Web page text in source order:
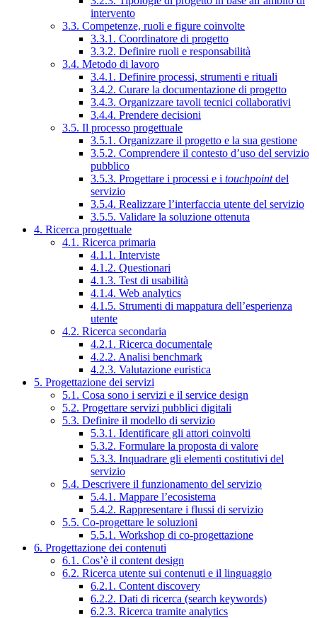
intervento
3.3. Competenze, ruoli e figure coinvolte
3.3.1. Coordinatore di progetto
3.3.2. Definire ruoli e responsabilità
3.4. Metodo di lavoro
3.4.1. Definire processi, strumenti e rituali
3.4.2. Curare la documentazione di progetto
3.4.3. Organizzare tavoli tecnici collaborativi
3.4.4. Prendere decisioni
3.5. Il processo progettuale
3.5.1. Organizzare il progetto e la sua gestione
3.5.2. Comprendere il contesto d’uso del servizio
pubblico
3.5.3. Progettare i processi e i touchpointdel
servizio
3.5.4. Realizzare l’interfaccia utente del servizio
3.5.5. Validare la soluzione ottenuta
4. Ricerca progettuale
4.1. Ricerca primaria
4.1.1. Interviste
4.1.2. Questionari
4.1.3. Test di usabilità
4.1.4. Web analytics
4.1.5. Strumenti di mappatura dell’esperienza
utente
4.2. Ricerca secondaria
4.2.1. Ricerca documentale
4.2.2. Analisi benchmark
4.2.3. Valutazione euristica
5. Progettazione dei servizi
5.1. Cosa sono i servizi e il service design
5.2. Progettare servizi pubblici digitali
5.3. Definire il modello di servizio
5.3.1. Identificare gli attori coinvolti
5.3.2. Formulare la proposta di valore
5.3.3. Inquadrare gli elementi costitutivi del
servizio
5.4. Descrivere il funzionamento del servizio
5.4.1. Mappare l’ecosistema
5.4.2. Rappresentare i flussi di servizio
5.5. Co-progettare le soluzioni
5.5.1. Workshop di co-progettazione
6. Progettazione dei contenuti
6.1. Cos’è il content design
6.2. Ricerca utente sui contenuti e il linguaggio
6.2.1. Content discovery
6.2.2. Dati di ricerca (search keywords)
6.2.3. Ricerca tramite analytics